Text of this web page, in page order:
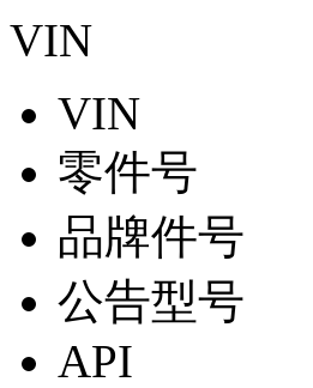
VIN
VIN
零件号
品牌件号
公告型号
API